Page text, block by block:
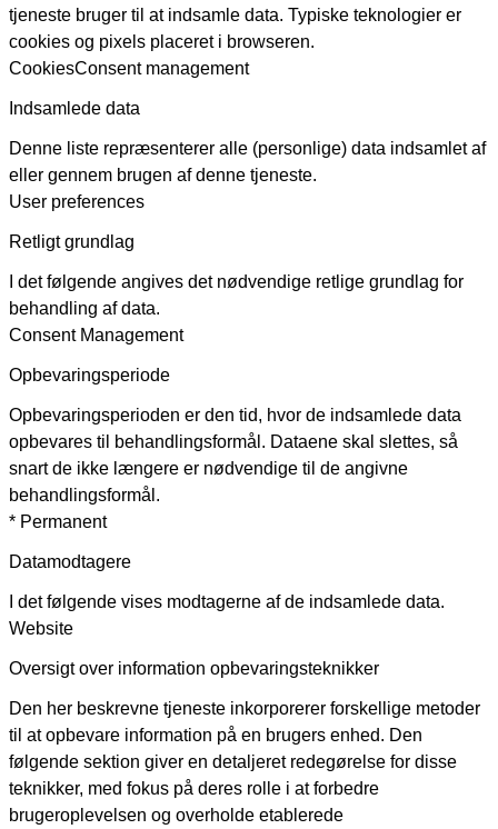
tjeneste bruger til at indsamle data. Typiske teknologier er
cookies og pixels placeret i browseren.
CookiesConsent management
Indsamlede data
Denne liste repræsenterer alle (personlige) data indsamlet af
eller gennem brugen af denne tjeneste.
User preferences
Retligt grundlag
I det følgende angives det nødvendige retlige grundlag for
behandling af data.
Consent Management
Opbevaringsperiode
Opbevaringsperioden er den tid, hvor de indsamlede data
opbevares til behandlingsformål. Dataene skal slettes, så
snart de ikke længere er nødvendige til de angivne
behandlingsformål.
* Permanent
Datamodtagere
I det følgende vises modtagerne af de indsamlede data.
Website
Oversigt over information opbevaringsteknikker
Den her beskrevne tjeneste inkorporerer forskellige metoder
til at opbevare information på en brugers enhed. Den
følgende sektion giver en detaljeret redegørelse for disse
teknikker, med fokus på deres rolle i at forbedre
brugeroplevelsen og overholde etablerede